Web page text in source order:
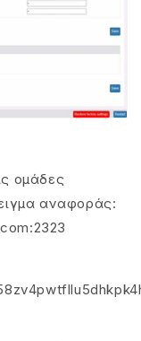
ομάδες
αναφοράς: